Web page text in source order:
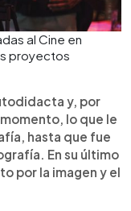
al Cine en
proyectos
y, por
lo que le
hasta que fue
En su último
por la imagen y el